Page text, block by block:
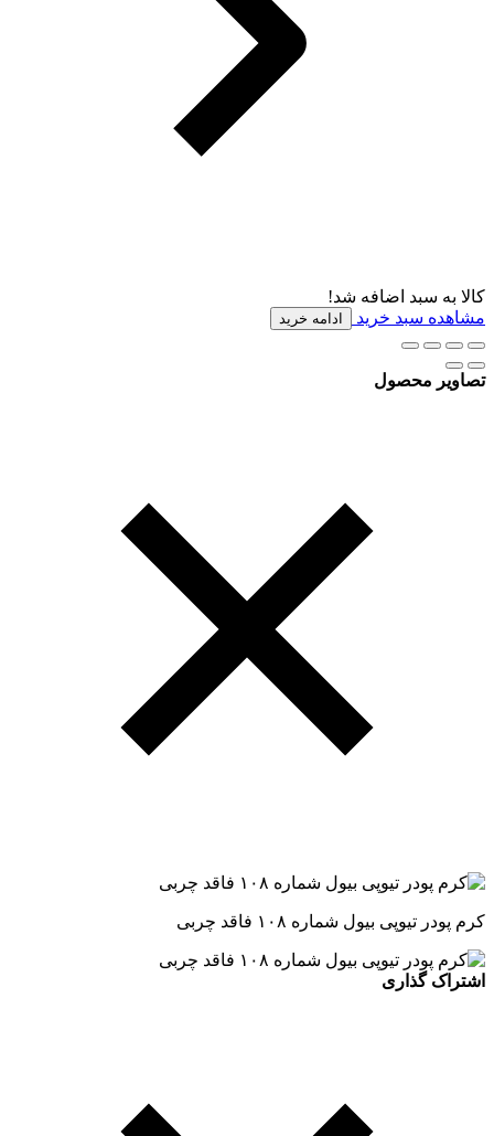
کالا به سبد اضافه شد!
مشاهده سبد خرید
ادامه خرید
تصاویر محصول
کرم پودر تیوپی بیول شماره ۱۰۸ فاقد چربی
اشتراک گذاری